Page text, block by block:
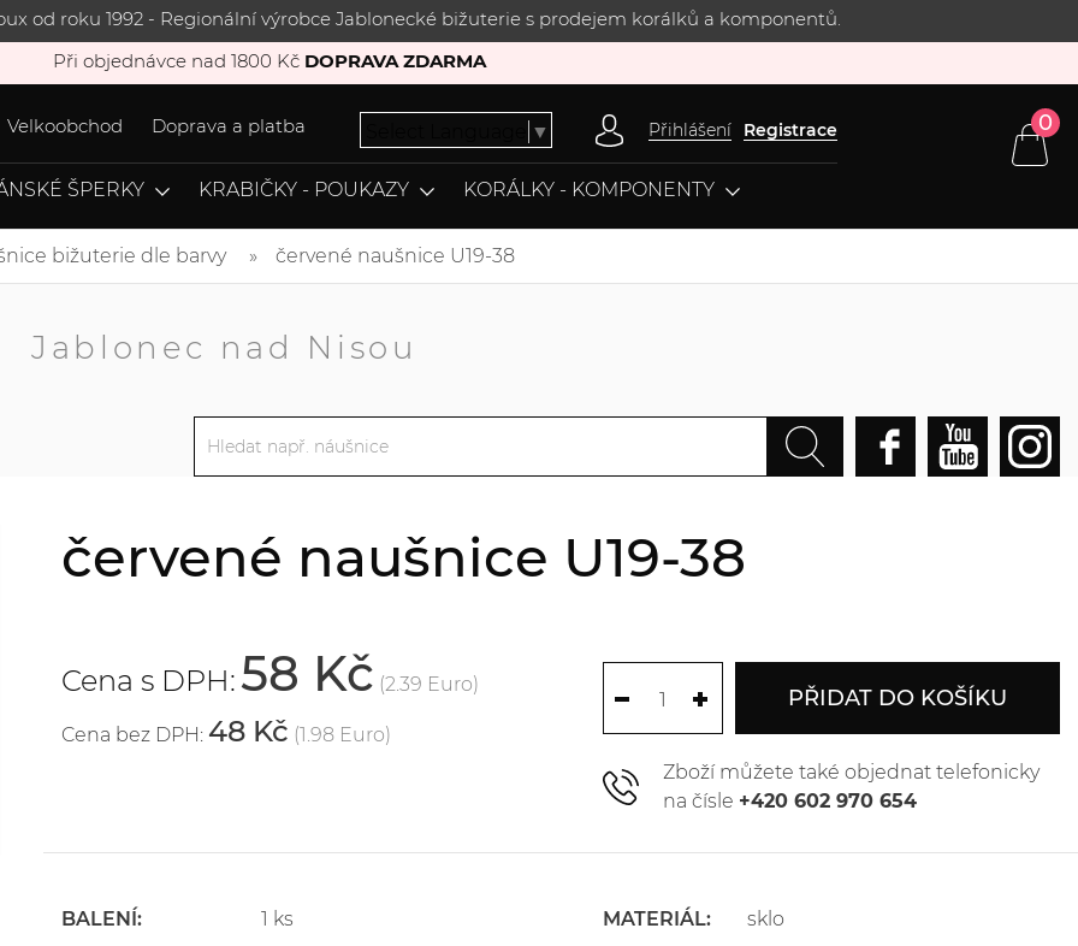
od roku 1992 - Regionální výrobce Jablonecké bižuterie s prodejem korálků a komponentů.
Při objednávce nad 1800 Kč DOPRAVA ZDARMA
Velkoobchod Doprava a platba ▼ Přihlášení Registrace 0
ŠPERKY KRABIČKY - POUKAZY KORÁLKY - KOMPONENTY
bižuterie dle barvy červené naušnice U19-38
Jablonec nad Nisou
červené naušnice U19-38
Cena s DPH:58 Kč (2.39 Euro)
Cena bez DPH: 48 Kč (1.98 Euro)
PŘIDAT DO KOŠÍKU
Zboží můžete také objednat telefonicky
na čísle +420 602 970 654
BALENÍ: 1 ks MATERIÁL: sklo